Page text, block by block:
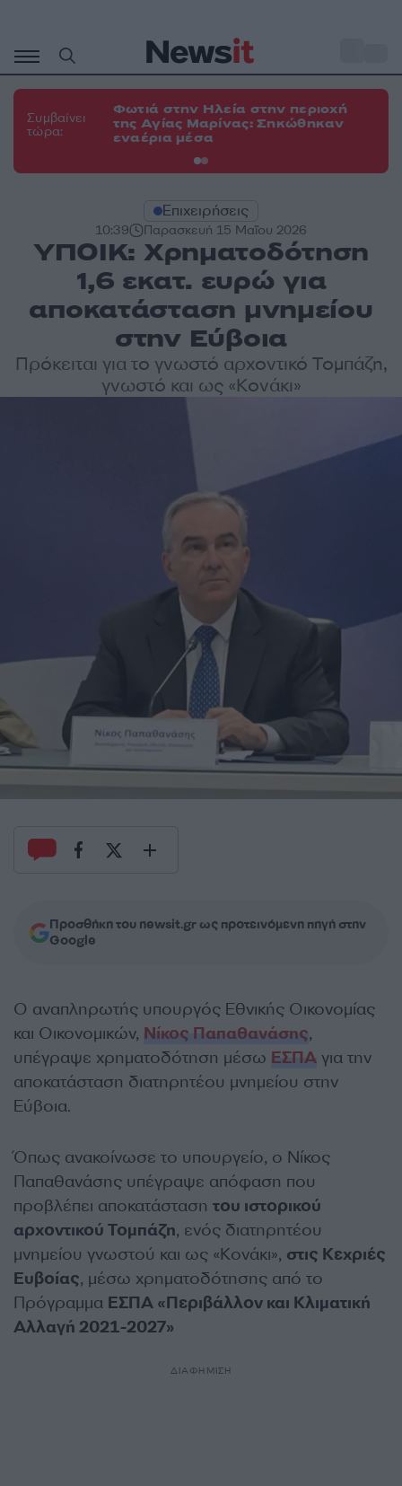
περιεχόμενο
Συμβαίνει
τώρα:
Φωτιά στην Ηλεία στην περιοχή
της Αγίας Μαρίνας: Σηκώθηκαν
εναέρια μέσα
Επιχειρήσεις
10:39 Παρασκευή 15 Μαΐου 2026
ΥΠΟΙΚ: Χρηματοδότηση
1,6 εκατ. ευρώ για
αποκατάσταση μνημείου
στην Εύβοια
Πρόκειται για το γνωστό αρχοντικό Τομπάζη,
γνωστό και ως «Κονάκι»
Προσθήκη του newsit.gr ως προτεινόμενη πηγή στην
Google
Ο αναπληρωτής υπουργός Εθνικής Οικονομίας
και Οικονομικών, Νίκος Παπαθανάσης,
υπέγραψε χρηματοδότηση μέσω ΕΣΠΑ για την
αποκατάσταση διατηρητέου μνημείου στην
Εύβοια.
Όπως ανακοίνωσε το υπουργείο, ο Νίκος
Παπαθανάσης υπέγραψε απόφαση που
προβλέπει αποκατάσταση του ιστορικού
αρχοντικού Τομπάζη, ενός διατηρητέου
μνημείου γνωστού και ως «Κονάκι», στις Κεχριές
Ευβοίας, μέσω χρηματοδότησης από το
Πρόγραμμα ΕΣΠΑ «Περιβάλλον και Κλιματική
Αλλαγή 2021-2027»
ΔΙΑΦΗΜΙΣΗ